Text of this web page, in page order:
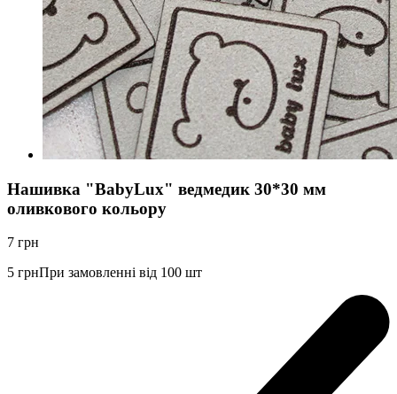
Нашивка "BabyLux" ведмедик 30*30 мм
оливкового кольору
7 грн
5 грнПри замовленні від 100 шт